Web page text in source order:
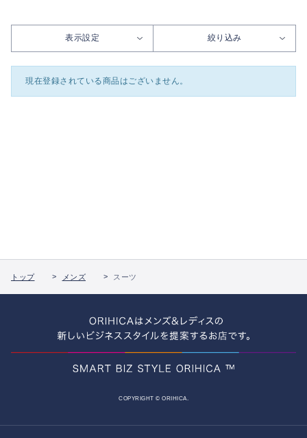
表示設定 絞り込み
現在登録されている商品はございません。
トップ メンズ スーツ
COPYRIGHT © ORIHICA.